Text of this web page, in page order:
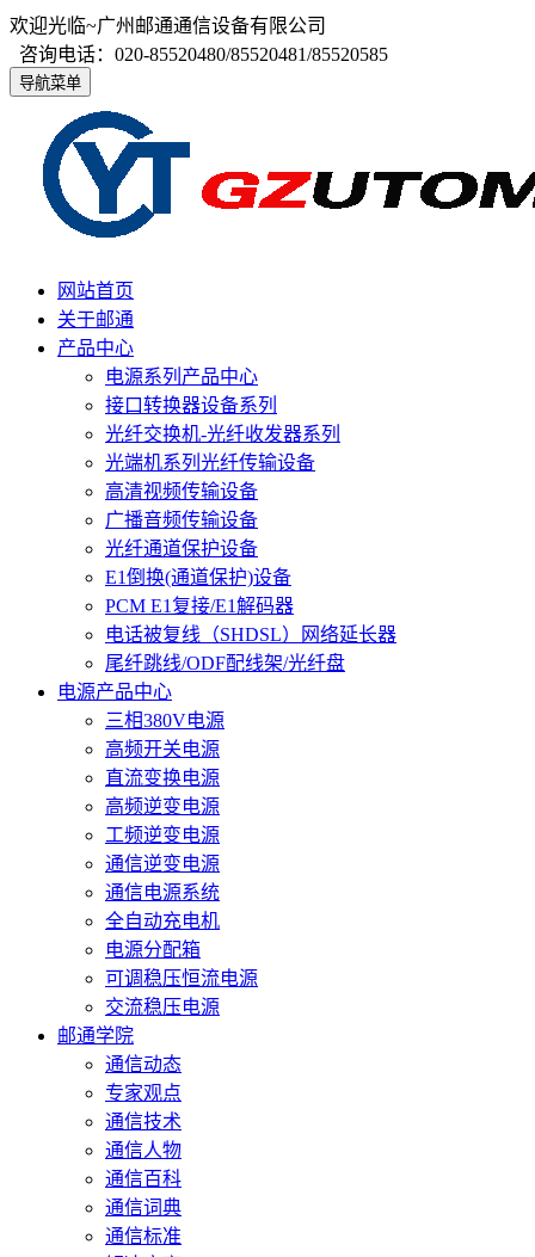
欢迎光临~广州邮通通信设备有限公司
咨询电话：020-85520480/85520481/85520585
导航菜单
网站首页
关于邮通
产品中心
电源系列产品中心
接口转换器设备系列
光纤交换机-光纤收发器系列
光端机系列光纤传输设备
高清视频传输设备
广播音频传输设备
光纤通道保护设备
E1倒换(通道保护)设备
PCM E1复接/E1解码器
电话被复线（SHDSL）网络延长器
尾纤跳线/ODF配线架/光纤盘
电源产品中心
三相380V电源
高频开关电源
直流变换电源
高频逆变电源
工频逆变电源
通信逆变电源
通信电源系统
全自动充电机
电源分配箱
可调稳压恒流电源
交流稳压电源
邮通学院
通信动态
专家观点
通信技术
通信人物
通信百科
通信词典
通信标准